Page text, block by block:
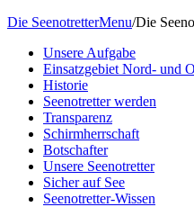
Die SeenotretterMenu/Die
Unsere Aufgabe
Einsatzgebiet Nord- und
Historie
Seenotretter werden
Transparenz
Schirmherrschaft
Botschafter
Unsere Seenotretter
Sicher auf See
Seenotretter-Wissen